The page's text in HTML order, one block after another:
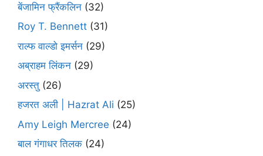
बेंजामिन फ्रैंकलिन (32)
Roy T. Bennett (31)
राल्फ वाल्डो इमर्सन (29)
अब्राहम लिंकन (29)
अरस्तु (26)
हजरत अली | Hazrat Ali (25)
Amy Leigh Mercree (24)
बाल गंगाधर तिलक (24)